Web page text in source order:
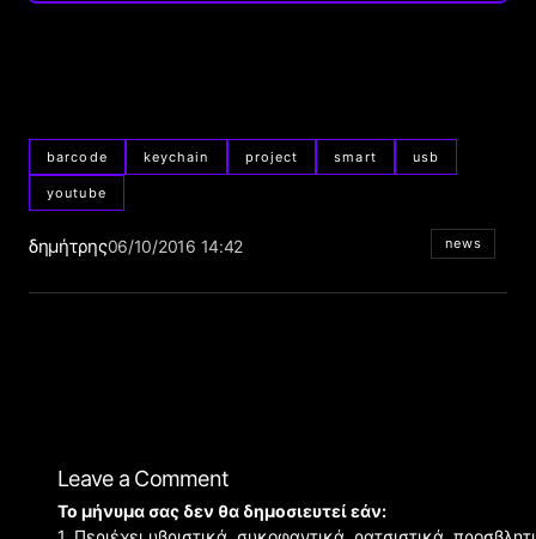
barcode keychain project smart usb
youtube
δημήτρης06/10/2016 14:42 news
Leave a Comment
Το μήνυμα σας δεν θα δημοσιευτεί εάν: